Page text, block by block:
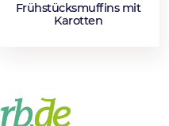
Frühstücksmuffins mit
Karotten